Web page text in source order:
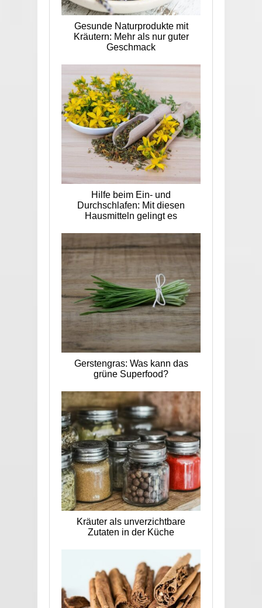
Gesunde Naturprodukte mit
Kräutern: Mehr als nur guter
Geschmack
Hilfe beim Ein- und
Durchschlafen: Mit diesen
Hausmitteln gelingt es
Gerstengras: Was kann das
grüne Superfood?
Kräuter als unverzichtbare
Zutaten in der Küche